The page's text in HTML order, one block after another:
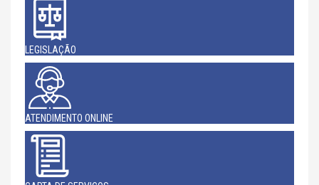
LEGISLAÇÃO
ATENDIMENTO ONLINE